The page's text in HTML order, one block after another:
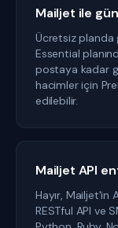
Mailjet ile
Ücretsiz
Essential
postaya kadar
hacimler için
edilebilir.
Mailjet API
Hayır, Mailjet'in
RESTful API ve